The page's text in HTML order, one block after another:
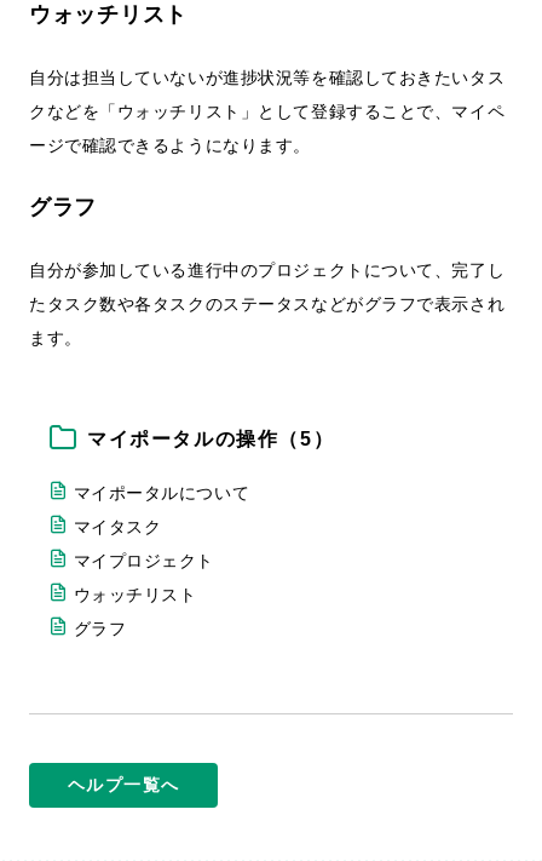
ウォッチリスト
自分は担当していないが進捗状況等を確認しておきたいタス
クなどを「ウォッチリスト」として登録することで、マイペ
ージで確認できるようになります。
グラフ
自分が参加している進行中のプロジェクトについて、完了し
たタスク数や各タスクのステータスなどがグラフで表示され
ます。
マイポータルの操作（5）
マイポータルについて
マイタスク
マイプロジェクト
ウォッチリスト
グラフ
ヘルプ一覧へ